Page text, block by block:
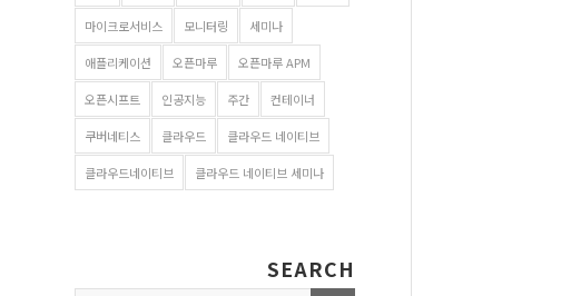
마이크로서비스 모니터링 세미나
애플리케이션 오픈마루 오픈마루 APM
오픈시프트 인공지능 주간 컨테이너
쿠버네티스 클라우드 클라우드 네이티브
클라우드네이티브 클라우드 네이티브 세미나
SEARCH